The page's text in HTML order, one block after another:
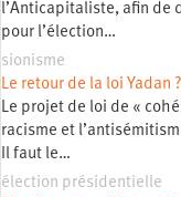
l’Anticapitaliste, afin de
pour l’élection…
sionisme
Le retour de la loi Yadan ?
Le projet de loi de «
racisme et
Il faut le…
élection présidentielle